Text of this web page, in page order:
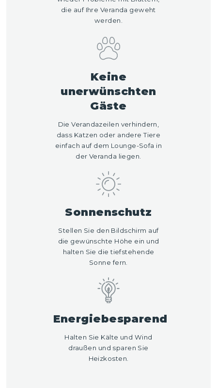
die auf Ihre Veranda geweht
werden.
Keine
unerwünschten
Gäste
Die Verandazeilen verhindern,
dass Katzen oder andere Tiere
einfach auf dem Lounge-Sofa in
der Veranda liegen.
Sonnenschutz
Stellen Sie den Bildschirm auf
die gewünschte Höhe ein und
halten Sie die tiefstehende
Sonne fern.
Energiebesparend
Halten Sie Kälte und Wind
draußen und sparen Sie
Heizkosten.